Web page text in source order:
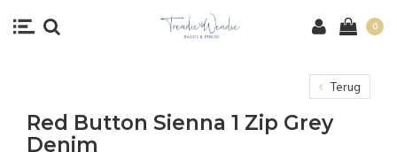
0
Terug
Red Button Sienna 1 Zip Grey
Denim